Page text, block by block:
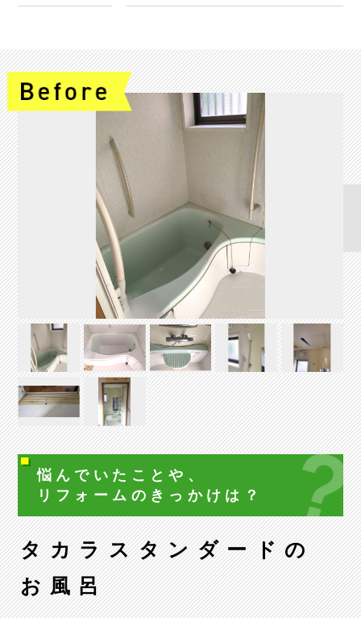
悩んでいたことや、
リフォームの きっかけは？
タカラスタンダードの
お風呂